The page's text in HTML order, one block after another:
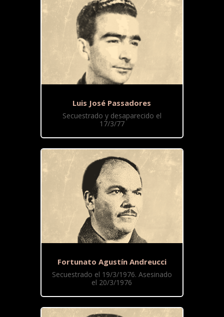
Luis José Passadores
Secuestrado y desaparecido el
17/3/77
Fortunato Agustín Andreucci
Secuestrado el 19/3/1976. Asesinado
el 20/3/1976